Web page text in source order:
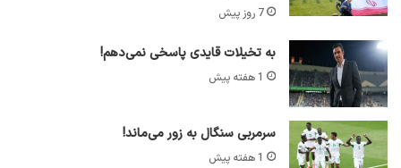
7 روز پیش
به تخیلات قایدی پاسخی نمی‌دهم!
1 هفته پیش
سرمربی سنگال به زور می‌ماند!
1 هفته پیش